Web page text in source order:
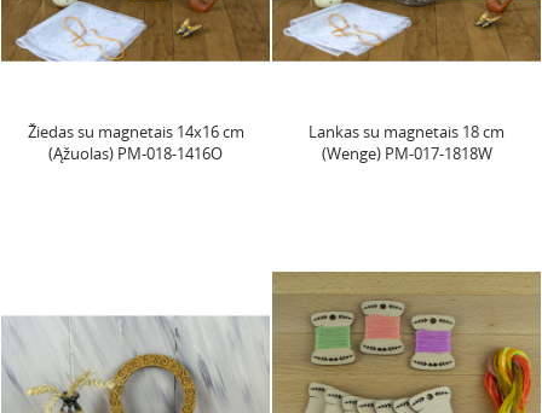
Žiedas su magnetais 14x16 cm
(Ąžuolas) PM-018-1416O
Lankas su magnetais 18 cm
(Wenge) PM-017-1818W